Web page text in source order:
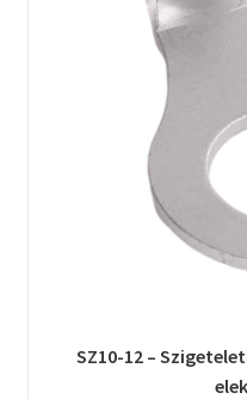
SZ10-12 –